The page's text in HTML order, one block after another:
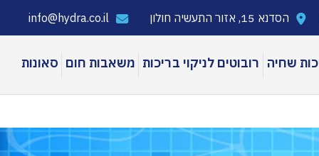
הסדנא 15, אזור התעשיה חולון
שחיה רובוטים לניקוי בריכות משאבות חום סאונות